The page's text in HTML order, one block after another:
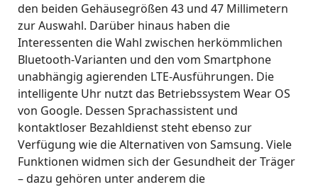
den beiden Gehäusegrößen 43 und 47 Millimetern
zur Auswahl. Darüber hinaus haben die
Interessenten die Wahl zwischen herkömmlichen
Bluetooth-Varianten und den vom Smartphone
unabhängig agierenden LTE-Ausführungen. Die
intelligente Uhr nutzt das Betriebssystem Wear OS
von Google. Dessen Sprachassistent und
kontaktloser Bezahldienst steht ebenso zur
Verfügung wie die Alternativen von Samsung. Viele
Funktionen widmen sich der Gesundheit der Träger
– dazu gehören unter anderem die